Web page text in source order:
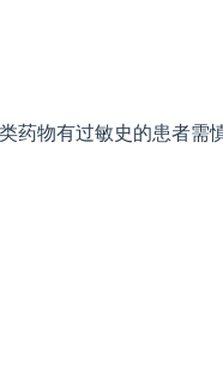
药物有过敏史的患者需